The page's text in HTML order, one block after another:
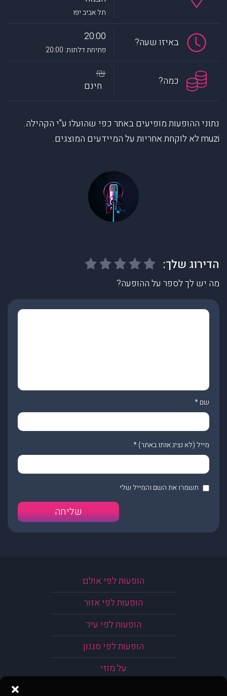
תל אביב יפו
באיזו שעה? 20:00
פתיחת דלתות: 20:00
כמה? חינם
נתוני ההופעות מופיעים באתר כפי שהועלו ע"י הקהילה.
muzi לא לוקחת אחריות על המיידעים המוצגים.
מה יש לך לספר על ההופעה?
שם*
מייל (לא נציג אותו באתר)*
תשמרו את השם והמייל שלי
הופעות לפי אולם
הופעות לפי אזור
הופעות לפי עיר
הופעות לפי סגנון
על מוזי